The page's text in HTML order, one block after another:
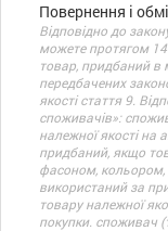
Повернення і
Відповідно до
можете протягом
товар, придбаний в
передбачених
якості стаття 9.
споживачів»:
належної якості на
придбаний, якщо
фасоном,
використаний за
товару належної
покупки. споживач